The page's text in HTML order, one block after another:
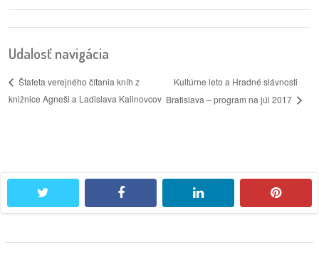
nás
podporte
nás
autorské
zázemie
Udalosť navigácia
Štafeta verejného čítania kníh z
knižnice Agneši a Ladislava Kalinovcov
Kultúrne leto a Hradné slávnosti
Bratislava – program na júl 2017
facebook linkedin